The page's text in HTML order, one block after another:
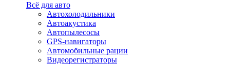
Всё для авто
Автохолодильники
Автоакустика
Автопылесосы
GPS-навигаторы
Автомобильные рации
Видеорегистраторы